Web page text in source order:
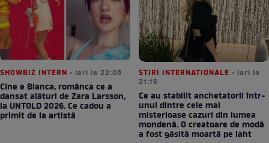
SHOWBIZ INTERN • ieri la 22:06
Cine e Bianca, românca ce a
dansat alături de Zara Larsson,
la UNTOLD 2026. Ce cadou a
primit de la artistă
STIRI INTERNATIONALE • ieri la
21:19
Ce au stabilit anchetatorii într-
unul dintre cele mai
misterioase cazuri din lumea
mondenă. O creatoare de modă
a fost găsită moartă pe iaht